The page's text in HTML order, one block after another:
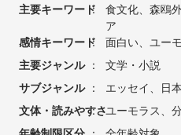
主要キーワード
：
食文化、森鴎
ア
感情キーワード
：
面白い、ユー
主要ジャンル
：
文学・小説
サブジャンル
：
エッセイ、日
文体・読みやすさ
： ユーモラス、